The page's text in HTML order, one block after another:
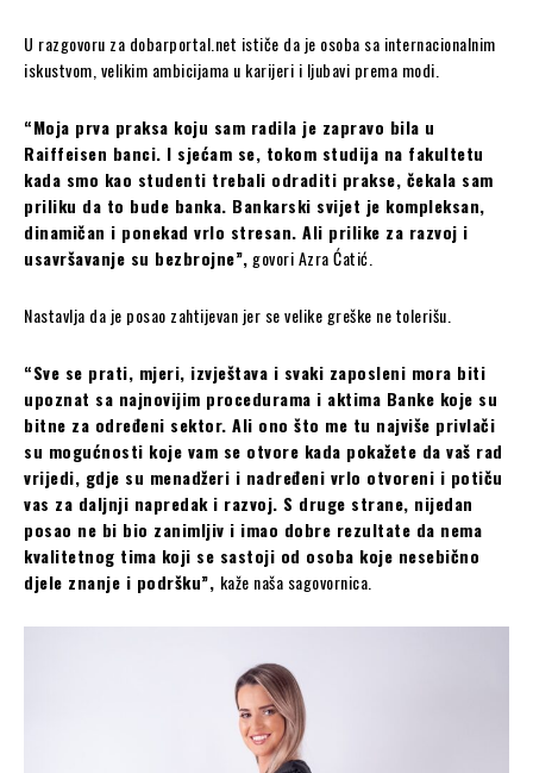
U razgovoru za dobarportal.net ističe da je osoba sa internacionalnim
iskustvom, velikim ambicijama u karijeri i ljubavi prema modi.
“Moja prva praksa koju sam radila je zapravo bila u
Raiffeisen banci. I sjećam se, tokom studija na fakultetu
kada smo kao studenti trebali odraditi prakse, čekala sam
priliku da to bude banka. Bankarski svijet je kompleksan,
dinamičan i ponekad vrlo stresan. Ali prilike za razvoj i
usavršavanje su bezbrojne”, govori Azra Ćatić.
Nastavlja da je posao zahtijevan jer se velike greške ne tolerišu.
“Sve se prati, mjeri, izvještava i svaki zaposleni mora biti
upoznat sa najnovijim procedurama i aktima Banke koje su
bitne za određeni sektor. Ali ono što me tu najviše privlači
su mogućnosti koje vam se otvore kada pokažete da vaš rad
vrijedi, gdje su menadžeri i nadređeni vrlo otvoreni i potiču
vas za daljnji napredak i razvoj. S druge strane, nijedan
posao ne bi bio zanimljiv i imao dobre rezultate da nema
kvalitetnog tima koji se sastoji od osoba koje nesebično
djele znanje i podršku”, kaže naša sagovornica.